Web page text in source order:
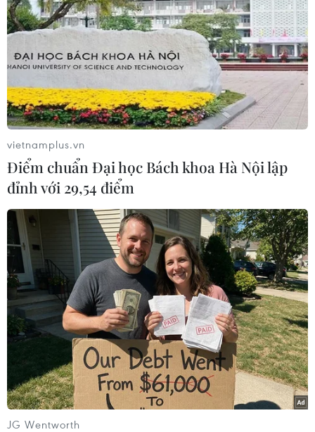
quân khỏi Trung Đông
08/01/2020 06:12
Tham mưu trưởng các lực lượng vũ trang Iran, Tướng
Mohammad Baqeri nhấn mạnh: “Giờ đây, họ đã hiểu
được sức mạnh của chúng ta, đây là lúc Mỹ rút quân
khỏi Trung Đông."
Iran tấn công căn cứ quân
sự Mỹ, cảnh báo còn nhiều cuộc tấn công
nữa
vietnamplus.vn
Điểm chuẩn Đại học Bách khoa Hà Nội lập
đỉnh với 29,54 điểm
JG Wentworth